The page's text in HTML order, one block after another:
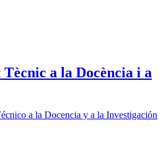
a la Docència i a
a la Docencia y a la Investigación